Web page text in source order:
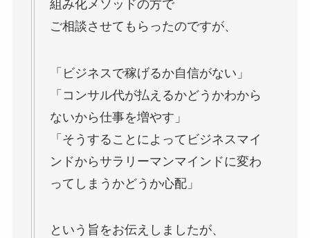
組み化メソッドの方で
ご相談させてもらったのですが、
「ビジネスで稼げるか自信がない」
「コンサル代が払えるかどうかわから
ないから仕事を増やす」
「そうすることによってビジネスマイ
ンドからサラリーマンマインドに変わ
ってしまうかどうか心配」
という旨をお伝えしましたが、